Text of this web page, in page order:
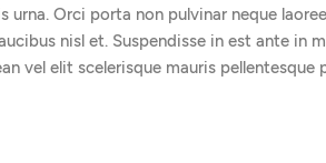
Orci porta non pulvinar neque
nisl et. Suspendisse in est ante in
vel elit scelerisque mauris